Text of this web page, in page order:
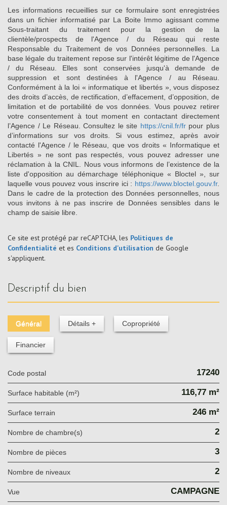
Les informations recueillies sur ce formulaire sont enregistrées
dans un fichier informatisé par La Boite Immo agissant comme
Sous-traitant du traitement pour la gestion de la
clientèle/prospects de l'Agence / du Réseau qui reste
Responsable du Traitement de vos Données personnelles. La
base légale du traitement repose sur l'intérêt légitime de l'Agence
/ du Réseau. Elles sont conservées jusqu'à demande de
suppression et sont destinées à l'Agence / au Réseau.
Conformément à la loi « informatique et libertés », vous disposez
des droits d’accès, de rectification, d’effacement, d’opposition, de
limitation et de portabilité de vos données. Vous pouvez retirer
votre consentement à tout moment en contactant directement
l’Agence / Le Réseau. Consultez le site https://cnil.fr/frpour plus
d’informations sur vos droits. Si vous estimez, après avoir
contacté l'Agence / le Réseau, que vos droits « Informatique et
Libertés » ne sont pas respectés, vous pouvez adresser une
réclamation à la CNIL. Nous vous informons de l’existence de la
liste d'opposition au démarchage téléphonique « Bloctel », sur
laquelle vous pouvez vous inscrire ici : https://www.bloctel.gouv.fr.
Dans le cadre de la protection des Données personnelles, nous
vous invitons à ne pas inscrire de Données sensibles dans le
champ de saisie libre.
Ce site est protégé par reCAPTCHA, les Politiques de
Confidentialité et es Conditions d'utilisation de Google
s'appliquent.
descriptif du bien
Général Détails + Copropriété
Financier
Code postal 17240
Surface habitable (m²) 116,77 m²
surface terrain 246 m²
Nombre de chambre(s) 2
Nombre de pièces 3
Nombre de niveaux 2
Vue CAMPAGNE